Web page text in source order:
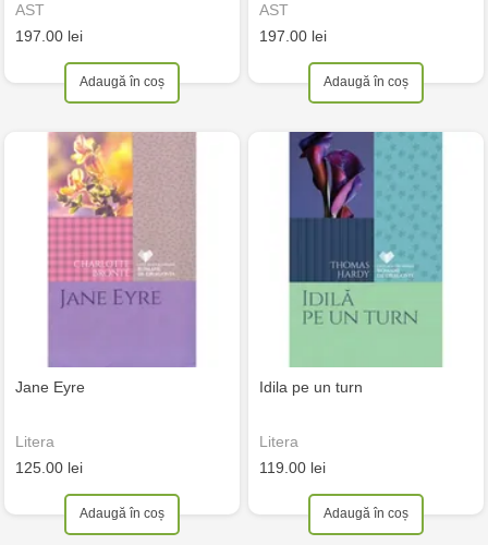
AST
197.00 lei
Adaugă în coș
AST
197.00 lei
Adaugă în coș
Jane Eyre
Litera
125.00 lei
Adaugă în coș
Idila pe un turn
Litera
119.00 lei
Adaugă în coș